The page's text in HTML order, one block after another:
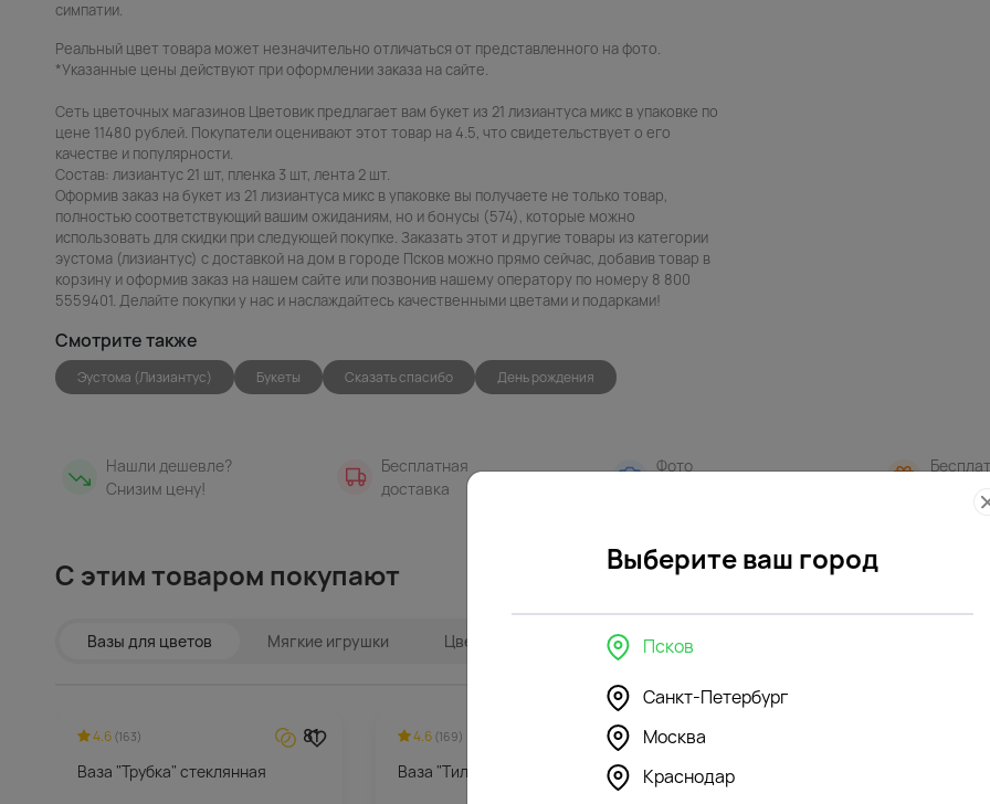
симпатии.
Реальный цвет товара может незначительно отличаться от представленного на фото.
*Указанные цены действуют при оформлении заказа на сайте.
Сеть цветочных магазинов Цветовик предлагает вам букет из 21 лизиантуса микс в упаковке по
цене 11480 рублей. Покупатели оценивают этот товар на 4.5, что свидетельствует о его
качестве и популярности.
Состав: лизиантус 21 шт, пленка 3 шт, лента 2 шт.
Оформив заказ на букет из 21 лизиантуса микс в упаковке вы получаете не только товар,
полностью соответствующий вашим ожиданиям, но и бонусы (574), которые можно
использовать для скидки при следующей покупке. Заказать этот и другие товары из категории
эустома (лизиантус) с доставкой на дом в городе Псков можно прямо сейчас, добавив товар в
корзину и оформив заказ на нашем сайте или позвонив нашему оператору по номеру 8 800
5559401. Делайте покупки у нас и наслаждайтесь качественными цветами и подарками!
Смотрите также
Эустома (Лизиантус) Букеты Сказать спасибо День рождения
Нашли дешевле?
Снизим цену!
Бесплатная
доставка
Фото
С этим товаром покупают
Вазы для цветов Мягкие игрушки Цветы в интерьере
4.6 (163) 81
Ваза "Трубка" стеклянная
4.6 (169) 127
Ваза "Тило" стеклянная Ваза "Флора" стеклянная
Выберите ваш город
Псков
Санкт-Петербург
Москва
Краснодар